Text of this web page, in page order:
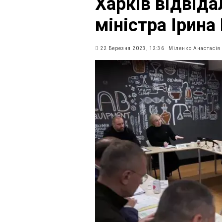
міністра
22 Березня 2023, 12:36 Міленко Анастасія